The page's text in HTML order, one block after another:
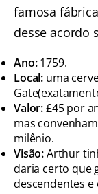
famosa
desse acordo
Ano:1759.
Local: uma
Valor:£45 por
mas
milênio.
Visão:Arthur
daria certo que
descendentes e